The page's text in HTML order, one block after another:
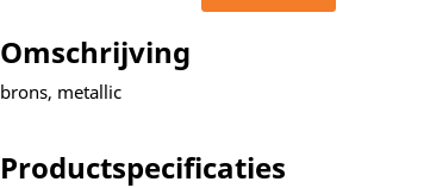
Omschrijving
brons, metallic
Productspecificaties